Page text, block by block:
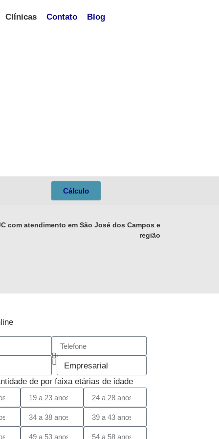
Clínicas Contato Blog
Cálculo
com atendimento em São José dos Campos e
região
de por faixa etárias de idade